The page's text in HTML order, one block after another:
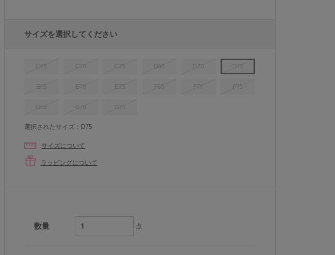
サイズを選択してください
C65 C70 C75 D65 D70 D75
E65 E70 E75 F65 F70 F75
G65 G70 G75
選択されたサイズ：D75
サイズについて
ラッピングについて
数量 点